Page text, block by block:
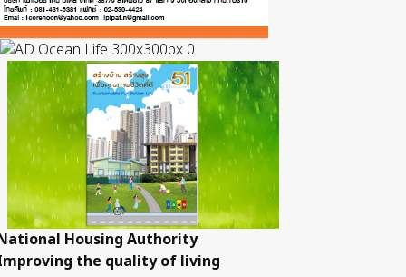
Housing Authority
the quality of living